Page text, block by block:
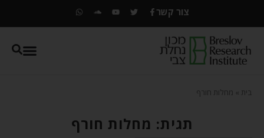
צור קשר
בית מחלות חורף
תגית: מחלות חורף